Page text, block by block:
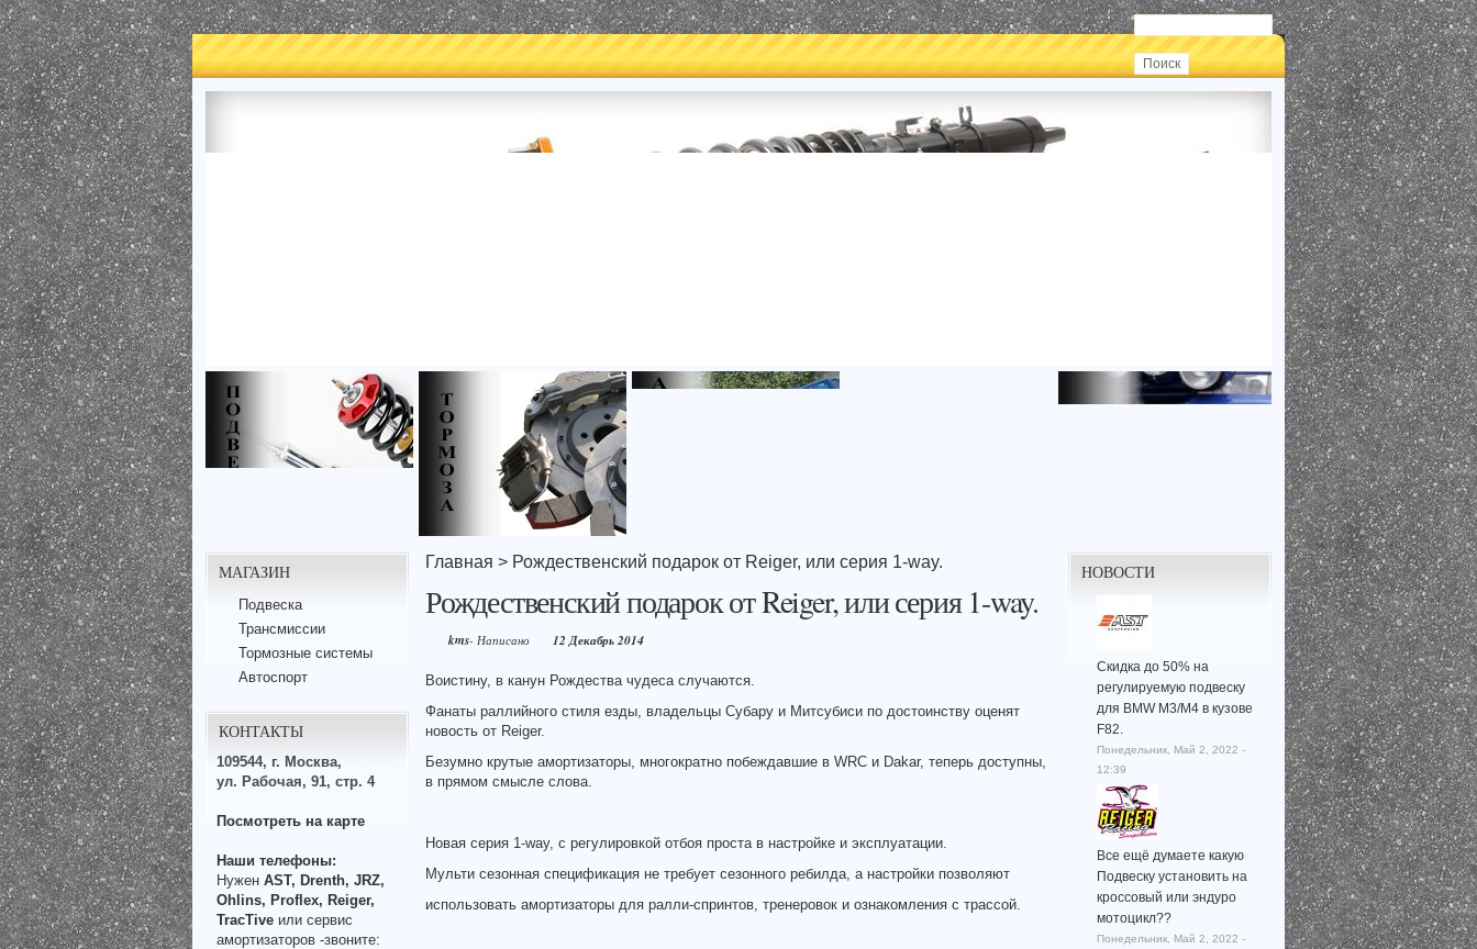
Войти.. Новый пароль Вход
МАГАЗИН
Подвеска
Трансмиссии
Тормозные системы
Автоспорт
КОНТАКТЫ
109544, г. Москва,
ул. Рабочая, 91, стр. 4
Посмотреть на карте
Наши телефоны:
Нужен AST, Drenth, JRZ,
Ohlins, Proflex, Reiger,
TracTive или сервис
амортизаторов -звоните:
Главная > Рождественский подарок от Reiger, или серия 1-way.
Рождественский подарок от Reiger, или серия 1-way.
kms- Написано 12 Декабрь 2014
Воистину, в канун Рождества чудеса случаются.
Фанаты раллийного стиля езды, владельцы Субару и Митсубиси по достоинству оценят
новость от Reiger.
Безумно крутые амортизаторы, многократно побеждавшие в WRC и Dakar, теперь доступны,
в прямом смысле слова.
Новая серия 1-way, с регулировкой отбоя проста в настройке и эксплуатации.
Мульти сезонная спецификация не требует сезонного ребилда, а настройки позволяют
использовать амортизаторы для ралли-спринтов, тренеровок и ознакомления с трассой.
НОВОСТИ
Скидка до 50% на
регулируемую подвеску
для BMW M3/M4 в кузове
F82.
Понедельник, Май 2, 2022 -
12:39
Все ещё думаете какую
Подвеску установить на
кроссовый или эндуро
мотоцикл??
Понедельник, Май 2, 2022 -